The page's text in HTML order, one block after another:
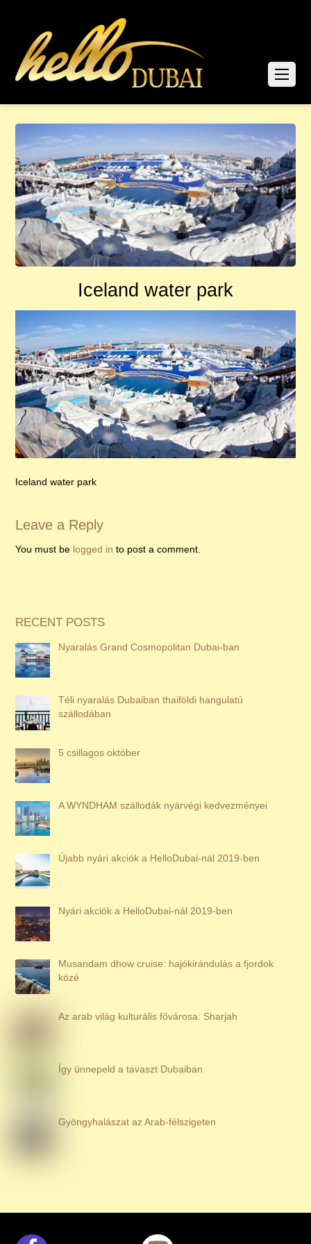
Iceland water park
Iceland water park
Leave a Reply
You must be logged in to post a comment.
RECENT POSTS
Nyaralás Grand Cosmopolitan Dubai-ban
Téli nyaralás Dubaiban thaiföldi hangulatú
szállodában
5 csillagos október
A WYNDHAM szállodák nyárvégi kedvezményei
Újabb nyári akciók a HelloDubai-nál 2019-ben
Nyári akciók a HelloDubai-nál 2019-ben
Musandam dhow cruise: hajókirándulás a fjordok
közé
Az arab világ kulturális fővárosa: Sharjah
Így ünnepeld a tavaszt Dubaiban
Gyöngyhalászat az Arab-félszigeten